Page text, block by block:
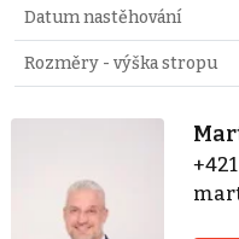
Datum nastěhování
Rozměry - výška stropu